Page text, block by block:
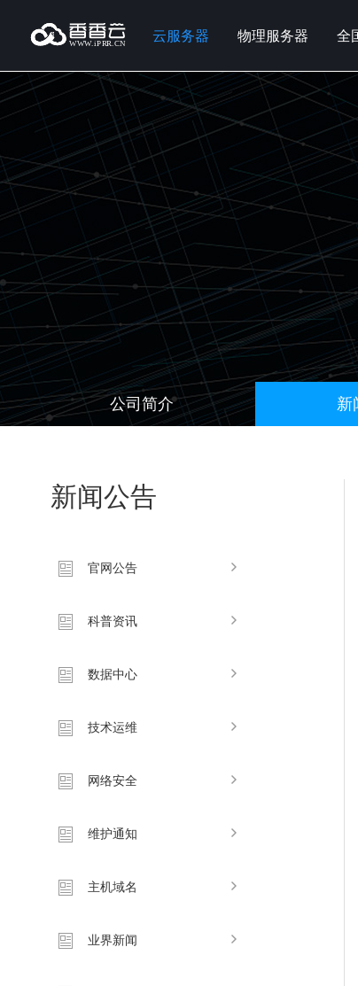
云服务器 物理服务器 全
公司简介 新
新闻公告
官网公告
科普资讯
数据中心
技术运维
网络安全
维护通知
主机域名
业界新闻